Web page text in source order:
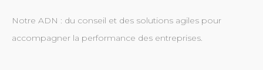
Notre ADN : du conseil et des solutions agiles pour
accompagner la performance des entreprises.